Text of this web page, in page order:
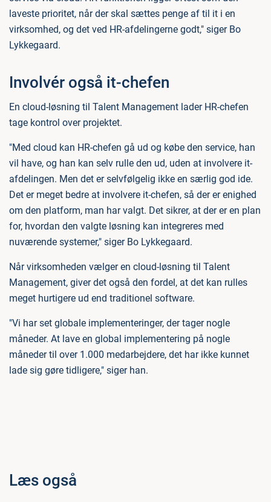
laveste prioritet, når der skal sættes penge af til it i en
virksomhed, og det ved HR-afdelingerne godt," siger Bo
Lykkegaard.
Involvér også it-chefen
En cloud-løsning til Talent Management lader HR-chefen
tage kontrol over projektet.
"Med cloud kan HR-chefen gå ud og købe den service, han
vil have, og han kan selv rulle den ud, uden at involvere it-
afdelingen. Men det er selvfølgelig ikke en særlig god ide.
Det er meget bedre at involvere it-chefen, så der er enighed
om den platform, man har valgt. Det sikrer, at der er en plan
for, hvordan den valgte løsning kan integreres med
nuværende systemer," siger Bo Lykkegaard.
Når virksomheden vælger en cloud-løsning til Talent
Management, giver det også den fordel, at det kan rulles
meget hurtigere ud end traditionel software.
"Vi har set globale implementeringer, der tager nogle
måneder. At lave en global implementering på nogle
måneder til over 1.000 medarbejdere, det har ikke kunnet
lade sig gøre tidligere," siger han.
Læs også